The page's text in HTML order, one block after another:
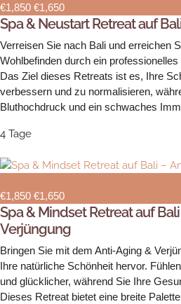
€1,850 €1,650
Spa & Neustart Retreat auf
Verreisen Sie nach Bali und erreichen
Wohlbefinden durch ein
Das Ziel dieses Retreats ist es, Ihre
verbessern und zu normalisieren,
Bluthochdruck und ein schwaches
4 Tage
€1,850 €1,650
Spa & Mindset Retreat auf
Verjüngung
Bringen Sie mit dem Anti-Aging &
Ihre natürliche Schönheit hervor.
und glücklicher, während Sie Ihre
Dieses Retreat bietet eine breite